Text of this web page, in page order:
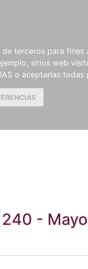
terceros para
sitios web
o aceptarlas
PARTITURAS Y
CRÍTICAS
-